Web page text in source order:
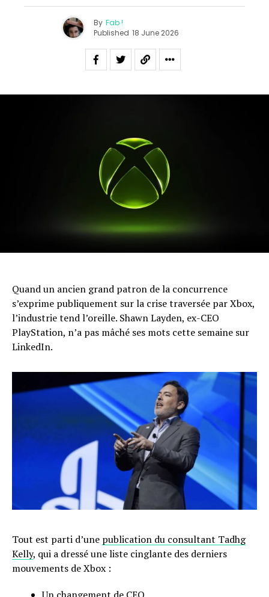
By Fab !
Published 18 June 2026
Quand un ancien grand patron de la concurrence
s’exprime publiquement sur la crise traversée par Xbox,
l’industrie tend l’oreille. Shawn Layden, ex-CEO
PlayStation, n’a pas mâché ses mots cette semaine sur
LinkedIn.
Tout est parti d’une publication du consultant Tadhg
Kelly, qui a dressé une liste cinglante des derniers
mouvements de Xbox :